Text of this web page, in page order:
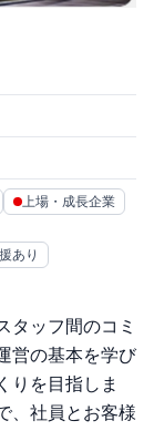
上場・成長企業
あり
タッフ間のコミ
営の基本を学び
りを目指しま
、社員とお客様